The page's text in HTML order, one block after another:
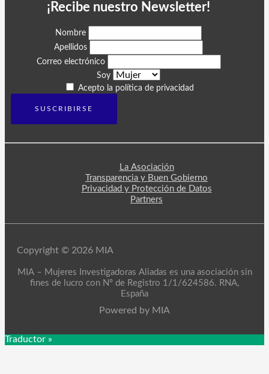
¡Recibe nuestro Newsletter!
Nombre
Apellidos
Correo electrónico
Soy
Acepto la política de privacidad
La Asociación
Transparencia y Buen Gobierno
Privacidad y Protección de Datos
Partners
Copyright © 2026 MIA
MIA – Mujeres Investigadoras Aliadas es una asociación sin
fines de lucro con Nº de Registro 1/1/624586. RNA,
España
Powered by MIA
Traductor »